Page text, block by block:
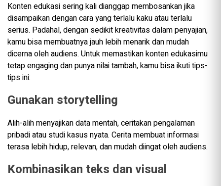
Konten edukasi sering kali dianggap membosankan jika
disampaikan dengan cara yang terlalu kaku atau terlalu
serius. Padahal, dengan sedikit kreativitas dalam penyajian,
kamu bisa membuatnya jauh lebih menarik dan mudah
dicerna oleh audiens. Untuk memastikan konten edukasimu
tetap engaging dan punya nilai tambah, kamu bisa ikuti tips-
tips ini:
Gunakan storytelling
Alih-alih menyajikan data mentah, ceritakan pengalaman
pribadi atau studi kasus nyata. Cerita membuat informasi
terasa lebih hidup, relevan, dan mudah diingat oleh audiens.
Kombinasikan teks dan visual